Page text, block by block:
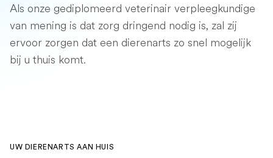
Als onze gediplomeerd veterinair verpleegkundige
van mening is dat zorg dringend nodig is, zal zij
ervoor zorgen dat een dierenarts zo snel mogelijk
bij u thuis komt.
UW DIERENARTS AAN HUIS